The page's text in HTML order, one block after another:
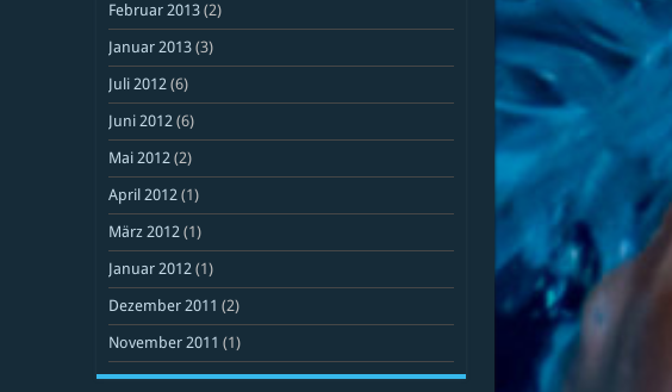
Februar 2013(2)
Januar 2013(3)
Juli 2012(6)
Juni 2012(6)
Mai 2012(2)
April 2012(1)
März 2012(1)
Januar 2012(1)
Dezember 2011 (2)
November 2011 (1)